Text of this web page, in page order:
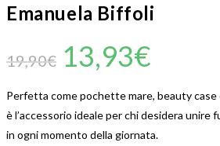
Emanuela Biffoli
19,90€ 13,93€
Perfetta come pochette mare, beauty case
è l’accessorio ideale per chi desidera unire
in ogni momento della giornata.